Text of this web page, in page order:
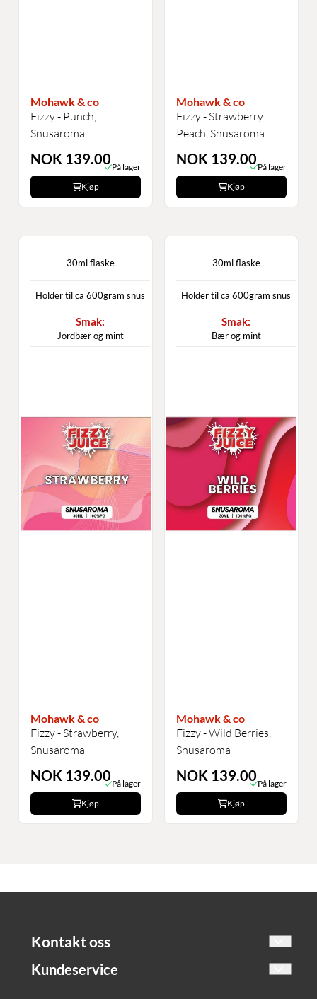
Mohawk & co
Fizzy - Punch,
Snusaroma
NOK 139.00 På lager
Kjøp
Mohawk & co
Fizzy - Strawberry
Peach, Snusaroma.
NOK 139.00 På lager
Kjøp
Mohawk & co
Fizzy - Strawberry,
Snusaroma
NOK 139.00 På lager
Kjøp
30ml flaske
Holder til ca 600gram snus
Jordbær og mint
Mohawk & co
Fizzy - Wild Berries,
Snusaroma
NOK 139.00 På lager
Kjøp
30ml flaske
Holder til ca 600gram snus
Bær og mint
Kontakt oss
Dampern AS
Kundeservice